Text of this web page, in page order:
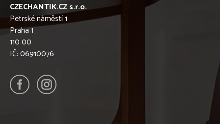
CZECHANTIK.CZ s.r.o.
Petrské náměstí 1
Praha 1
110 00
IČ: 06910076